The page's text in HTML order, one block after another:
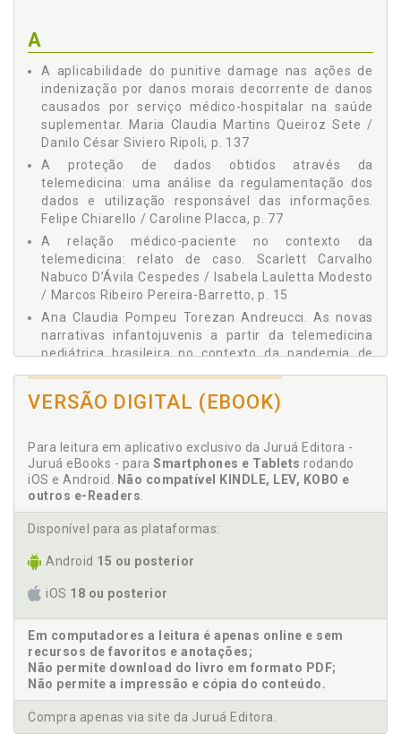
Danilo César Siviero Ripoli
Douglas Telpis Ferrante
Edson Aguilera-Fernandes
Felipe Chiarello
Isabela Lauletta Modesto
Larissa Borsato da Silva
Lohany Dutra Amorim
Marcos Ribeiro Pereira-Barretto
Maria Claudia Martins Queiroz Sete
Maria Luiza Gorga
Maria Rita Mazzucatto
Michelle Asato Junqueira
Otávio Morato de Andrade
Raphael Matos Valentim
Tanise Zago Thomasi
Thiago de Menezes Ramos
A DOAÇÃO DE ÓRGÃOS NO BRASIL? Otávio Morato de
Andrade, p. 91
AS NOVAS NARRATIVAS INFANTOJUVENIS A PARTIR DA
TELEMEDICINA PEDIÁTRICA BRASILEIRA NO CONTEXTO DA
PANDEMIA DE COVID-19, Ana Claudia Pompeu Torezan
Andreucci / Michelle Asato Junqueira / Maria Rita
Mazzucatto, p. 105
TELEMEDICINA: UMA ANÁLISE SOB O LUME DA CONFIANÇA,
Daniel Wagner Haddad, p. 121
A APLICABILIDADE DO PUNITIVE DAMAGE NAS AÇÕES DE
INDENIZAÇÃO POR DANOS MORAIS DECORRENTE DE
DANOS CAUSADOS POR SERVIÇO MÉDICO-HOSPITALAR NA
SAÚDE SUPLEMENTAR, Maria Claudia Martins Queiroz Sete /
Danilo César Siviero Ripoli, p. 137
SUGESTÕES PARA UM MARCO REGULATÓRIO PÓS-
PANDEMIA NA RELAÇÃO MÉDICO PACIENTE: A COVID-19
COMO FORÇA MOTRIZ DA MUDANÇA DE PARADIGMA PARA
TELECONSULTAS, Maria Luiza Gorga / Daniele Costa Rachid
Lacerda / Ana Claudia Ruy Cardia Atchabahian, p. 151
A
A aplicabilidade do punitive damage nas ações de
indenização por danos morais decorrente de danos
causados por serviço médico-hospitalar na saúde
suplementar. Maria Claudia Martins Queiroz Sete /
Danilo César Siviero Ripoli, p. 137
A proteção de dados obtidos através da
telemedicina: uma análise da regulamentação dos
dados e utilização responsável das informações.
Felipe Chiarello / Caroline Placca, p. 77
A relação médico-paciente no contexto da
telemedicina: relato de caso. Scarlett Carvalho
Nabuco D’Ávila Cespedes / Isabela Lauletta Modesto
/ Marcos Ribeiro Pereira-Barretto, p. 15
Ana Claudia Pompeu Torezan Andreucci. As novas
narrativas infantojuvenis a partir da telemedicina
pediátrica brasileira no contexto da pandemia de
COVID-19. Ana Claudia Pompeu Torezan Andreucci /
Michelle Asato Junqueira / Maria Rita Mazzucatto,
p. 105
para um marco regulatório pós-pandemia na relação
médico paciente: a COVID-19 como força motriz da
mudança de paradigma para teleconsultas. Maria
Luiza Gorga / Daniele Costa Rachid Lacerda / Ana
telemedicina pediátrica brasileira no contexto da
Torezan Andreucci / Michelle Asato Junqueira /
C
Caroline Placca. A proteção de dados obtidos
através da telemedicina: uma análise da
regulamentação dos dados e utilização responsável
VERSÃO DIGITAL (EBOOK)
Para leitura em aplicativo exclusivo da Juruá Editora -
Juruá eBooks - para Smartphones e Tablets rodando
iOS e Android. Não compatível KINDLE, LEV, KOBO e
outros e-Readers.
Disponível para as plataformas:
Android 15 ou posterior
iOS 18 ou posterior
Em computadores a leitura é apenas online e sem
recursos de favoritos e anotações;
Não permite download do livro em formato PDF;
Não permite a impressão e cópia do conteúdo.
Compra apenas via site da Juruá Editora.